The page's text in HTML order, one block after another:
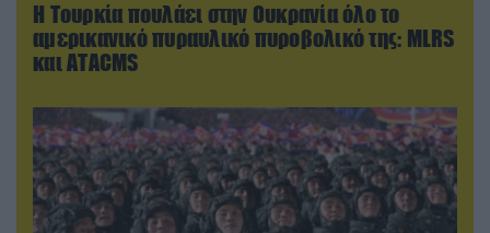
Η Τουρκία πουλάει στην Ουκρανία όλο το
αμερικανικό πυραυλικό πυροβολικό της: MLRS
και ΑΤΑCMS